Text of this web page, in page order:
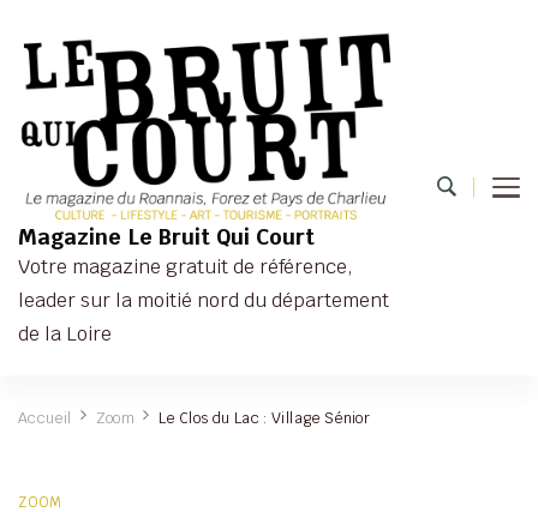
Magazine Le Bruit Qui Court
Votre magazine gratuit de référence,
leader sur la moitié nord du département
de la Loire
Accueil Zoom Le Clos du Lac : Village Sénior
ZOOM